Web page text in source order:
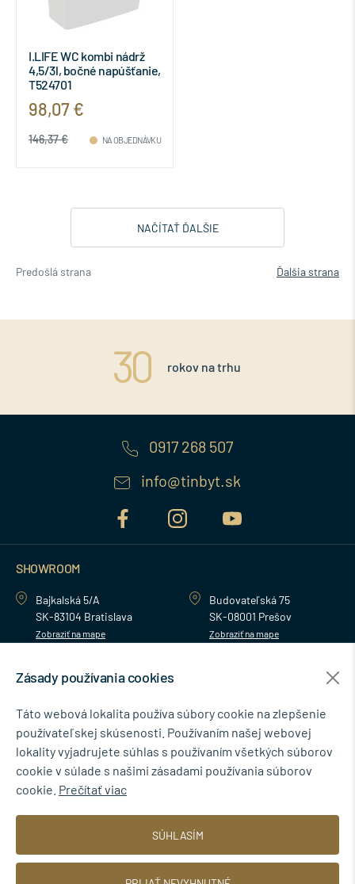
I.LIFE WC kombi nádrž
4,5/3l, bočné napúšťanie,
T524701
98,07 €
146,37 € NA OBJEDNÁVKU
NAČÍTAŤ ĎALŠIE
Predošlá strana Ďalšia strana
rokov na trhu
0917 268 507
info@tinbyt.sk
SHOWROOM
Bajkalská 5/A
SK-83104 Bratislava
Zobraziť na mape
Budovateľská 75
SK-08001 Prešov
Zobraziť na mape
NEWSLETTER
Zásady ochrany osobných údajov
Zásady používania cookies
Táto webová lokalita používa súbory cookie na zlepšenie
používateľskej skúsenosti. Používaním našej webovej
lokality vyjadrujete súhlas s používaním všetkých súborov
cookie v súlade s našimi zásadami používania súborov
cookie. Prečítať viac
SÚHLASÍM